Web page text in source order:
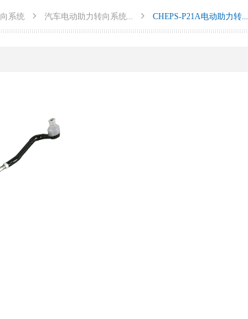
系统 汽车电动助力转向系统... CHEPS-P21A电动助力转...